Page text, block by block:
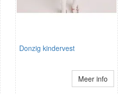
Donzig kindervest
Meer info